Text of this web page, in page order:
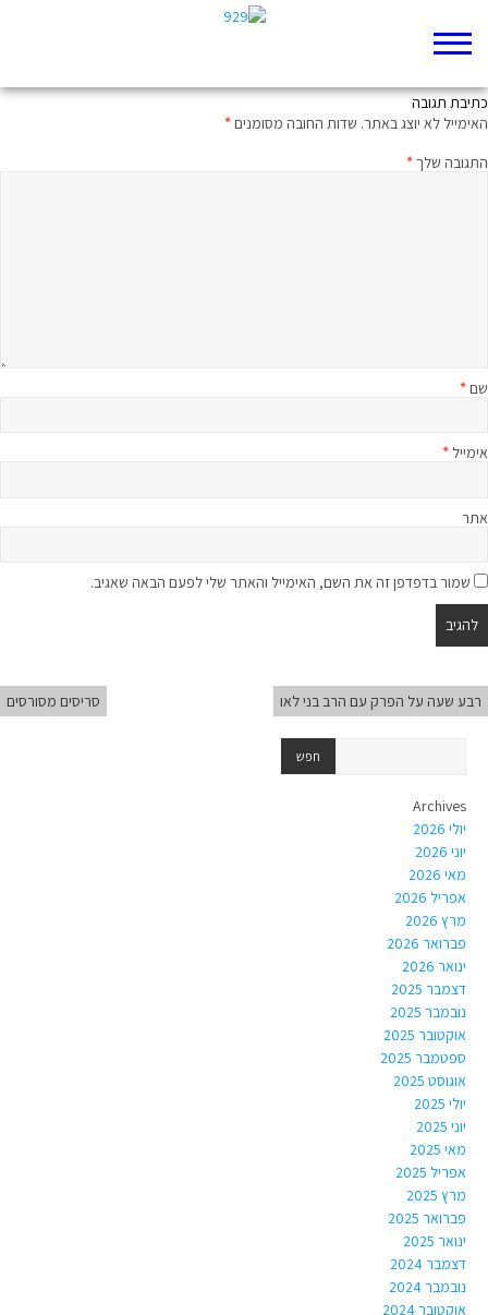
כתיבת תגובה
האימייל לא יוצג באתר. שדות החובה מסומנים*
התגובה שלך*
שם*
אימייל *
אתר
שמור בדפדפן זה את השם, האימייל והאתר שלי לפעם הבאה שאגיב.
רבע שעה על הפרק עם הרב בני לאו סריסים מסורסים
Archives
יולי 2026
יוני 2026
מאי 2026
אפריל 2026
מרץ 2026
פברואר 2026
ינואר 2026
דצמבר 2025
נובמבר 2025
אוקטובר 2025
ספטמבר 2025
אוגוסט 2025
יולי 2025
יוני 2025
מאי 2025
אפריל 2025
מרץ 2025
פברואר 2025
ינואר 2025
דצמבר 2024
נובמבר 2024
אוקטובר 2024